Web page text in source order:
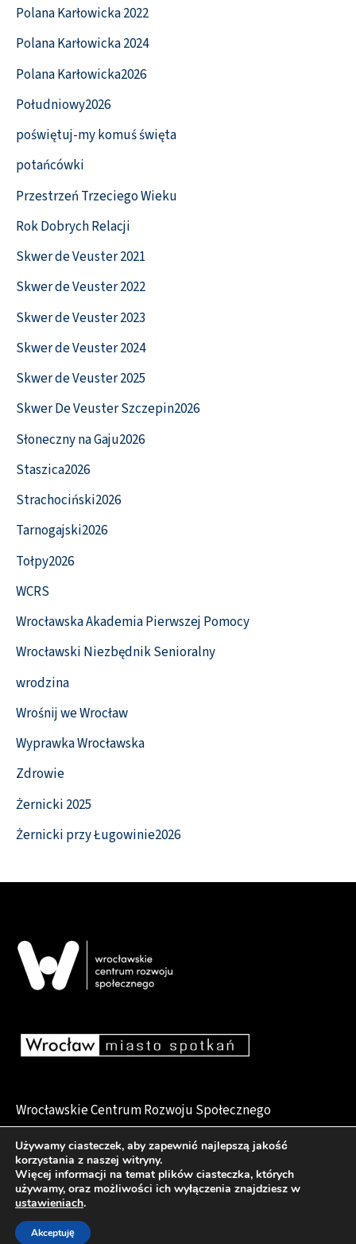
Polana Karłowicka 2022
Polana Karłowicka 2024
Polana Karłowicka2026
Południowy2026
poświętuj-my komuś święta
potańcówki
Przestrzeń Trzeciego Wieku
Rok Dobrych Relacji
Skwer de Veuster 2021
Skwer de Veuster 2022
Skwer de Veuster 2023
Skwer de Veuster 2024
Skwer de Veuster 2025
Skwer De Veuster Szczepin2026
Słoneczny na Gaju2026
Staszica2026
Strachociński2026
Tarnogajski2026
Tołpy2026
WCRS
Wrocławska Akademia Pierwszej Pomocy
Wrocławski Niezbędnik Senioralny
wrodzina
Wrośnij we Wrocław
Wyprawka Wrocławska
Zdrowie
Żernicki 2025
Żernicki przy Ługowinie2026
Wrocławskie Centrum Rozwoju Społecznego
pl. Dominikański 6, 50-159 Wrocław
Deklaracja dostępności
Używamy ciasteczek, aby zapewnić najlepszą jakość
korzystania z naszej witryny.
Więcej informacji na temat plików ciasteczka, których
używamy, oraz możliwości ich wyłączenia znajdziesz w
ustawieniach.
Akceptuję